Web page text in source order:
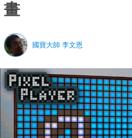
畫
國寶大師 李文恩